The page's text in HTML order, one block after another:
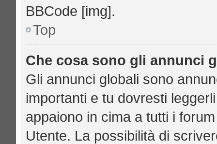
BBCode [img].
Top
Che cosa sono gli annunci
Gli annunci globali sono
importanti e tu dovresti
appaiono in cima a tutti i
Utente. La possibilità di